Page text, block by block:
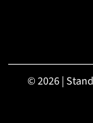
© 2026 |